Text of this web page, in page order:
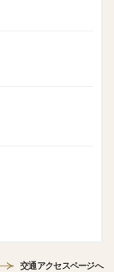
交通アクセスページへ